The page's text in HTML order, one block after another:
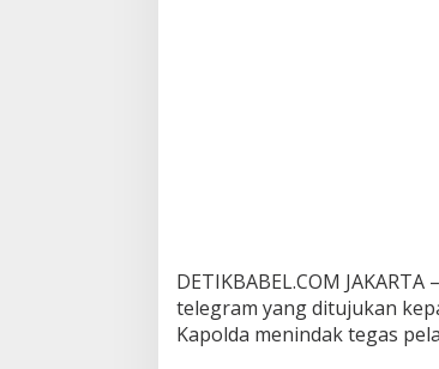
DETIKBABEL.COM
telegram yang ditujukan
Kapolda menindak tegas